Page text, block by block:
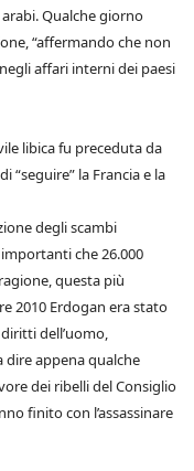
Qualche giorno
“affermando che non
affari interni dei paesi
libica fu preceduta da
“seguire” la Francia e la
degli scambi
che 26.000
questa più
2010 Erdogan era stato
dell’uomo,
dire appena qualche
dei ribelli del Consiglio
finito con l’assassinare